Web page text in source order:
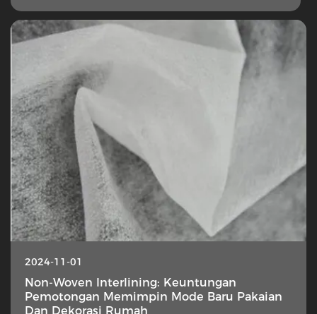
2024-11-01
Non-Woven Interlining: Keuntungan
Pemotongan Memimpin Mode Baru Pakaian
Dan Dekorasi Rumah